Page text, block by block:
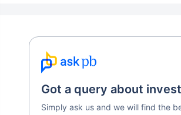
Got a query about
Simply ask us and we will find the